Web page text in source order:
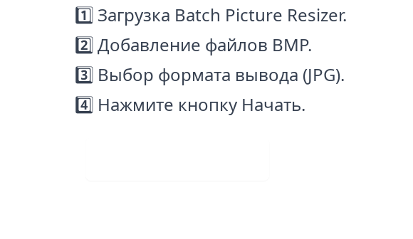
1️⃣ Загрузка Batch Picture Resizer.
2️⃣ Добавление файлов BMP.
3️⃣ Выбор формата вывода (JPG).
4️⃣ Нажмите кнопку Начать.